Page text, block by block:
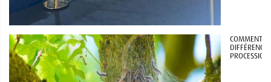
COMMENT